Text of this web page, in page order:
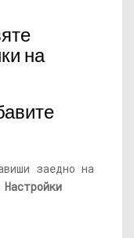
на
заедно на
Настройки